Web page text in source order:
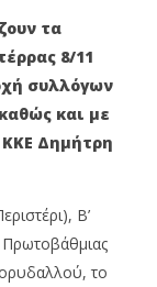
ΚΑΙ ΟΙ
ΑΔΙΑΦΟΡΑ!
τα
8/11
συλλόγων
και με
ΚΚΕ Δημήτρη
Β’
Πρωτοβάθμιας
το